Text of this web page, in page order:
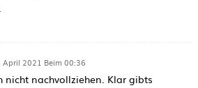
April 2021 Beim 00:36
nicht nachvollziehen. Klar gibts